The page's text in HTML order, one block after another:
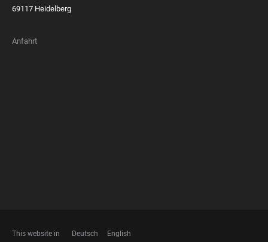
69117 Heidelberg
Anfahrt
This website in Deutsch English